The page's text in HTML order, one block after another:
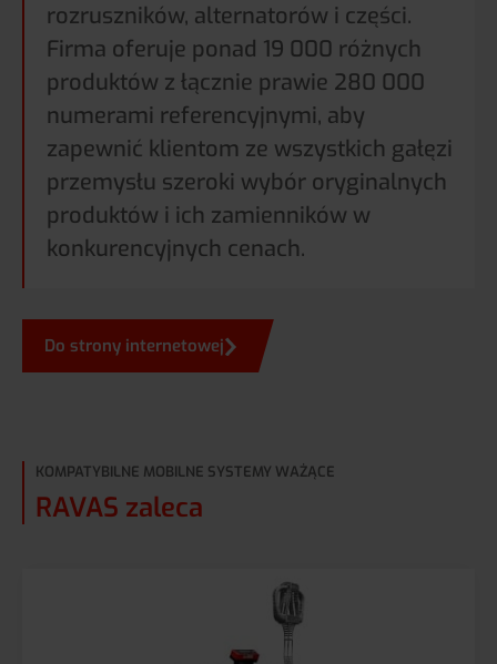
rozruszników, alternatorów i części.
Firma oferuje ponad 19 000 różnych
produktów z łącznie prawie 280 000
numerami referencyjnymi, aby
zapewnić klientom ze wszystkich gałęzi
przemysłu szeroki wybór oryginalnych
produktów i ich zamienników w
konkurencyjnych cenach.
Do strony internetowej
KOMPATYBILNE MOBILNE SYSTEMY WAŻĄCE
RAVAS zaleca